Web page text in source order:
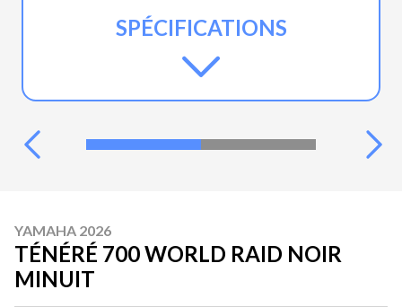
SPÉCIFICATIONS
YAMAHA 2026
TÉNÉRÉ 700 WORLD RAID NOIR
MINUIT